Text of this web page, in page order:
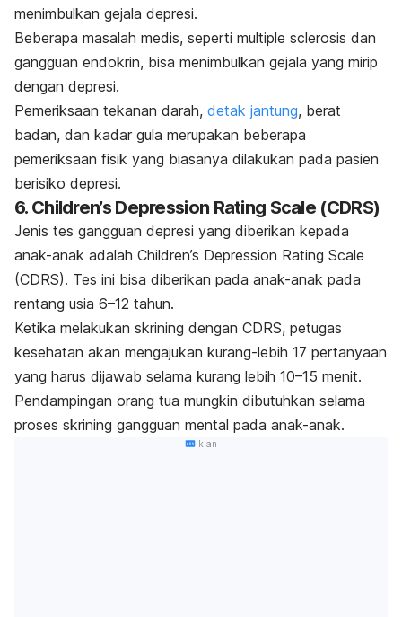
menimbulkan gejala depresi.
Beberapa masalah medis, seperti multiple sclerosis dan
gangguan endokrin, bisa menimbulkan gejala yang mirip
dengan depresi.
Pemeriksaan tekanan darah, detak jantung, berat
badan, dan kadar gula merupakan beberapa
pemeriksaan fisik yang biasanya dilakukan pada pasien
berisiko depresi.
6. Children’s Depression Rating Scale (CDRS)
Jenis tes gangguan depresi yang diberikan kepada
anak-anak adalah Children’s Depression Rating Scale
(CDRS). Tes ini bisa diberikan pada anak-anak pada
rentang usia 6–12 tahun.
Ketika melakukan skrining dengan CDRS, petugas
kesehatan akan mengajukan kurang-lebih 17 pertanyaan
yang harus dijawab selama kurang lebih 10–15 menit.
Pendampingan orang tua mungkin dibutuhkan selama
proses skrining gangguan mental pada anak-anak.
Iklan